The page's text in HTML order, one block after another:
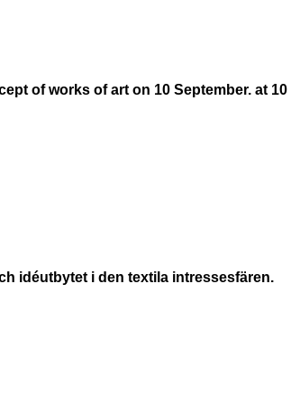
of works of art on 10 September. at 10
idéutbytet i den textila intressesfären.